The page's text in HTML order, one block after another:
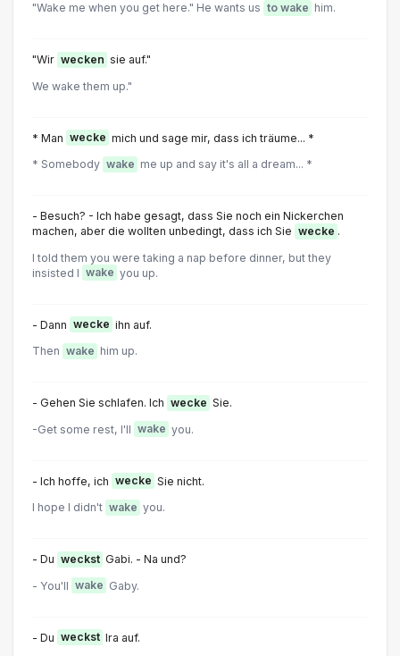
"Wake me when you get here." He wants us to wake him.
"Wir wecken sie auf."
We wake them up."
* Man wecke mich und sage mir, dass ich träume... *
* Somebody wake me up and say it's all a dream... *
- Besuch? - Ich habe gesagt, dass Sie noch ein Nickerchen
machen, aber die wollten unbedingt, dass ich Sie wecke .
I told them you were taking a nap before dinner, but they
insisted l wake you up.
- Dann wecke ihn auf.
Then wake him up.
- Gehen Sie schlafen. Ich wecke Sie.
-Get some rest, l'll wake you.
- Ich hoffe, ich wecke Sie nicht.
I hope I didn't wake you.
- Du weckst Gabi. - Na und?
- You'll wake Gaby.
- Du weckst Ira auf.